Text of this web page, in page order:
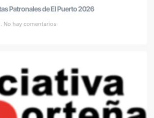
Patronales de El Puerto 2026
No hay comentarios